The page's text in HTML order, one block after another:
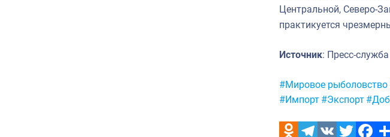
Центральной, Северо-
практикуется
Источник: Пресс-
Метки:
#Мировое рыболовство
#Импорт #Экспорт